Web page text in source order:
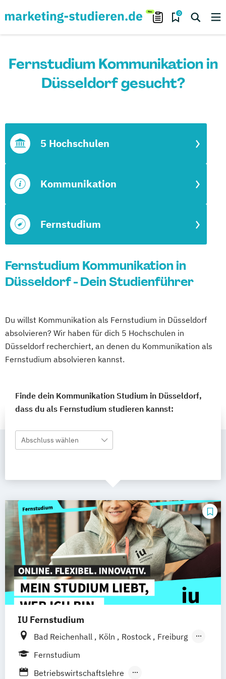
0
Fernstudium Kommunikation in
Düsseldorf gesucht?
Fernstudium
Kommunikation
5 Hochschulen
Fernstudium Kommunikation in
Düsseldorf - Dein Studienführer
Du willst Kommunikation als Fernstudium in Düsseldorf
absolvieren? Wir haben für dich 5 Hochschulen in
Düsseldorf recherchiert, an denen du Kommunikation als
Fernstudium absolvieren kannst.
Finde dein Kommunikation Studium in Düsseldorf,
dass du als Fernstudium studieren kannst:
Abschluss wählen
IU Fernstudium
Bad Reichenhall Köln Rostock
Freiburg
Kiel
Frankfurt am Main
Fernstudium
Betriebswirtschaftslehre